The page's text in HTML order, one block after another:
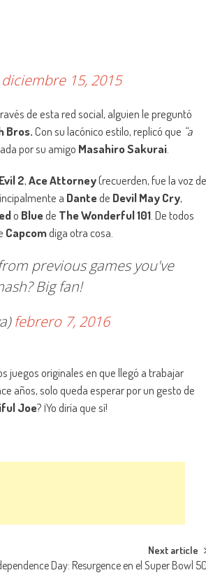
diciembre 15, 2015
de esta red social, alguien le preguntó
Bros.Con su lacónico estilo, replicó que “a
por su amigo Masahiro Sakurai.
2,Ace Attorney(recuerden, fue la voz de
a Dantede Devil May Cry,
o Bluede The Wonderful 101. De todos
Capcomdiga otra cosa.
previous games you've
Big fan!
febrero 7, 2016
juegos originales en que llegó a trabajar
años, solo queda esperar por un gesto de
Joe? ¡Yo diría que sí!
Next article
Day: Resurgence en el Super Bowl